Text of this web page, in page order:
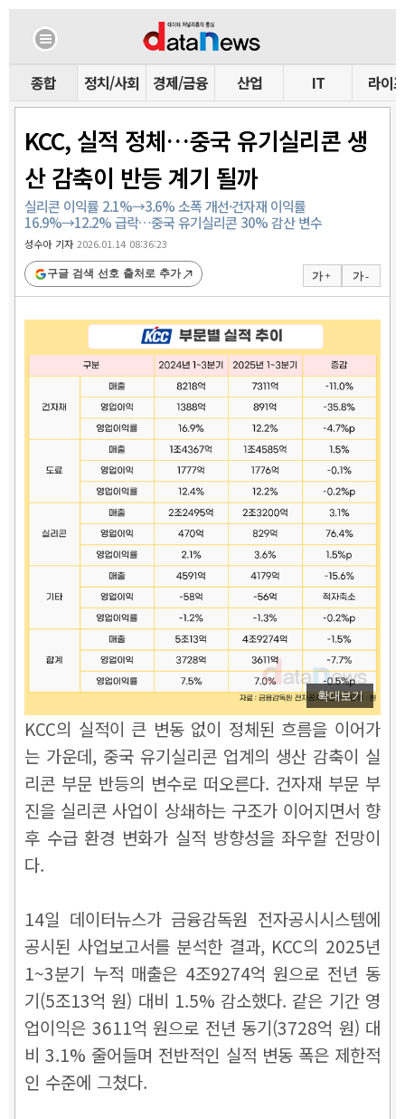
종합 정치/사회 경제/금융 산업 IT 라이프
KCC, 실적 정체…중국 유기실리콘 생
산 감축이 반등 계기 될까
실리콘 이익률 2.1%→3.6% 소폭 개선·건자재 이익률
16.9%→12.2% 급락…중국 유기실리콘 30% 감산 변수
성수아 기자2026.01.14 08:36:23
가 + 가 -
구글 검색 선호 출처로 추가
확대보기
KCC의 실적이 큰 변동 없이 정체된 흐름을 이어가
는 가운데, 중국 유기실리콘 업계의 생산 감축이 실
리콘 부문 반등의 변수로 떠오른다. 건자재 부문 부
진을 실리콘 사업이 상쇄하는 구조가 이어지면서 향
후 수급 환경 변화가 실적 방향성을 좌우할 전망이
다.
14일 데이터뉴스가 금융감독원 전자공시시스템에
공시된 사업보고서를 분석한 결과, KCC의 2025년
1~3분기 누적 매출은 4조9274억 원으로 전년 동
기(5조13억 원) 대비 1.5% 감소했다. 같은 기간 영
업이익은 3611억 원으로 전년 동기(3728억 원) 대
비 3.1% 줄어들며 전반적인 실적 변동 폭은 제한적
인 수준에 그쳤다.